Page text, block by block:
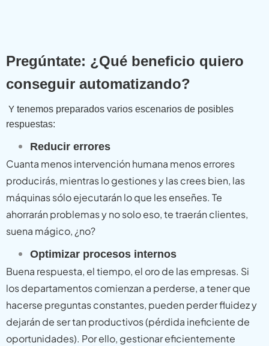
Pregúntate: ¿Qué beneficio quiero
conseguir automatizando?
Y tenemos preparados varios escenarios de posibles
respuestas:
Reducir errores
Cuanta menos intervención humana menos errores
producirás, mientras lo gestiones y las crees bien, las
máquinas sólo ejecutarán lo que les enseñes. Te
ahorrarán problemas y no solo eso, te traerán clientes,
suena mágico, ¿no?
Optimizar procesos internos
Buena respuesta, el tiempo, el oro de las empresas. Si
los departamentos comienzan a perderse, a tener que
hacerse preguntas constantes, pueden perder fluidez y
dejarán de ser tan productivos (pérdida ineficiente de
oportunidades). Por ello, gestionar eficientemente